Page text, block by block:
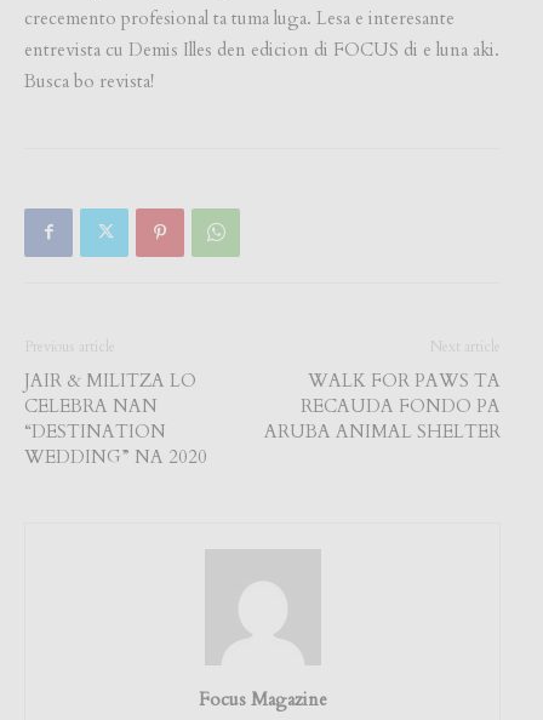
crecemento profesional ta tuma luga. Lesa e interesante
entrevista cu Demis Illes den edicion di FOCUS di e luna aki.
Busca bo revista!
Previous article
JAIR & MILITZA LO
CELEBRA NAN
“DESTINATION
WEDDING” NA 2020
Next article
WALK FOR PAWS TA
RECAUDA FONDO PA
ARUBA ANIMAL SHELTER
Focus Magazine